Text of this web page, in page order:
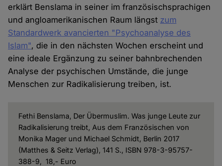
erklärt Benslama in seiner im französischsprachigen
und angloamerikanischen Raum längst zum
Standardwerk avancierten "Psychoanalyse des
Islam", die in den nächsten Wochen erscheint und
eine ideale Ergänzung zu seiner bahnbrechenden
Analyse der psychischen Umstände, die junge
Menschen zur Radikalisierung treiben, ist.
Fethi Benslama, Der Übermuslim. Was junge Leute zur
Radikalisierung treibt, Aus dem Französischen von
Monika Mager und Michael Schmidt, Berlin 2017
(Matthes & Seitz Verlag), 141 S., ISBN 978-3-95757-
388-9, 18,- Euro